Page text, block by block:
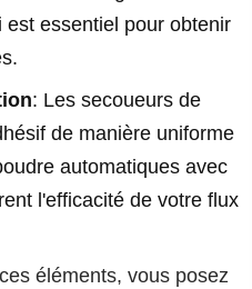
essentiel pour obtenir
: Les secoueurs de
de manière uniforme
automatiques avec
l'efficacité de votre flux
éléments, vous posez